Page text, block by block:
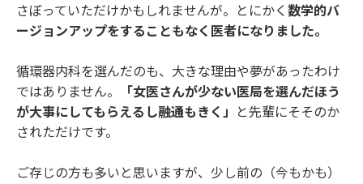
さぼっていただけかもしれませんが。とにかく 数学的バ
ージョンアップをすることもなく医者になりました。
循環器内科を選んだのも、大きな理由や夢があったわけ
ではありません。
「女医さんが少ない医局を選んだほう
が大事にしてもらえるし融通もきく」
と先輩にそそのか
されただけです。
ご存じの方も多いと思いますが、少し前の（今もかも）